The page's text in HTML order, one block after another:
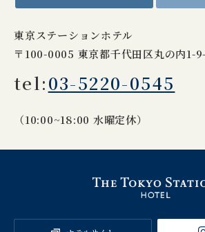
東京ステーションホテル
〒100-0005 東京都千代田区丸の内1-
tel:03-5220-0545
（10:00~18:00 水曜定休）